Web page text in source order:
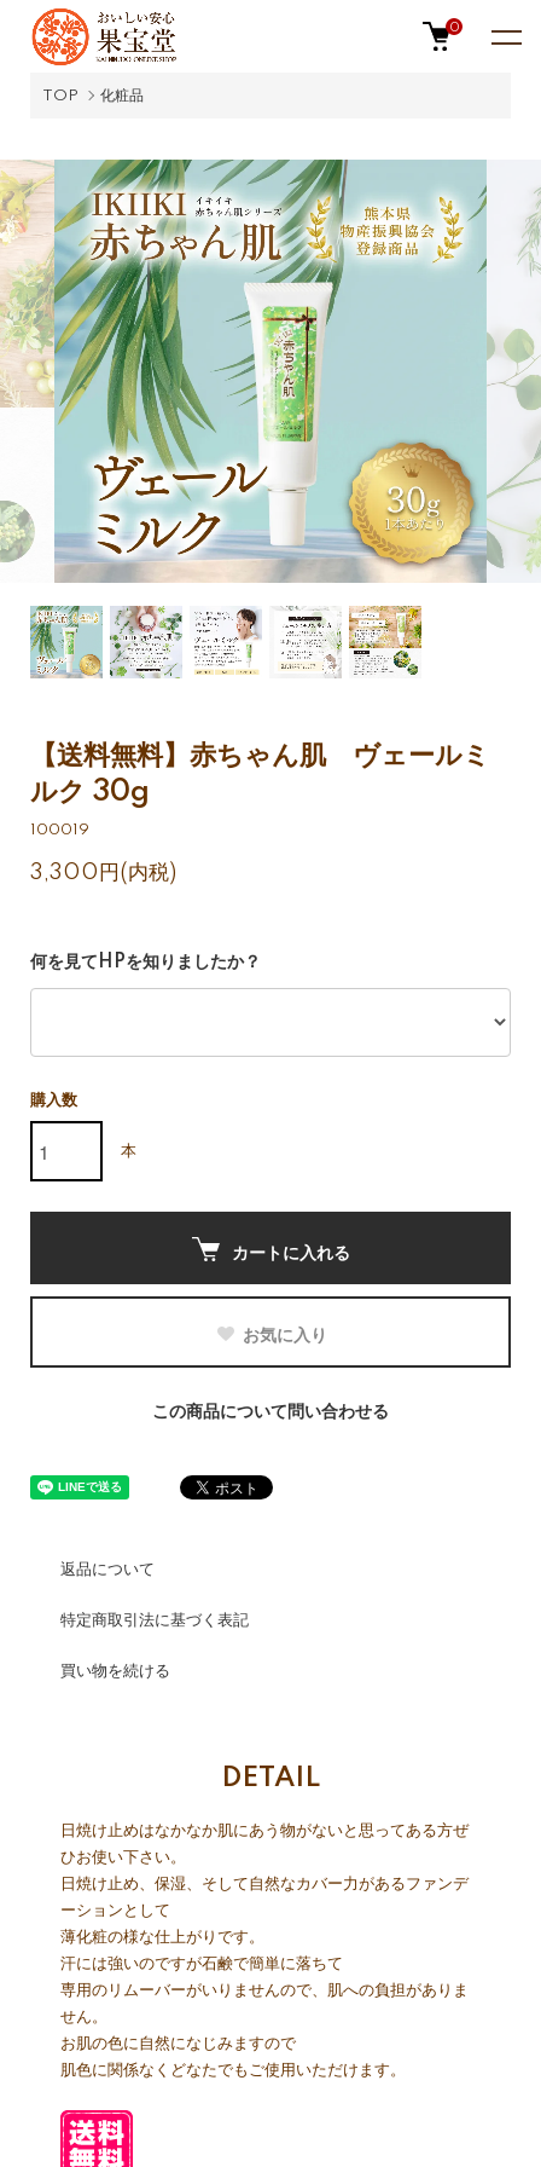
0
TOP 化粧品
【送料無料】赤ちゃん肌 ヴェールミ
ルク 30g
100019
3,300円(内税)
何を見てHPを知りましたか？
購入数
本
カートに入れる
お気に入り
この商品について問い合わせる
返品について
特定商取引法に基づく表記
買い物を続ける
DETAIL
日焼け止めはなかなか肌にあう物がないと思ってある方ぜ
ひお使い下さい。
日焼け止め、保湿、そして自然なカバー力があるファンデ
ーションとして
薄化粧の様な仕上がりです。
汗には強いのですが石鹸で簡単に落ちて
専用のリムーバーがいりませんので、肌への負担がありま
せん。
お肌の色に自然になじみますので
肌色に関係なくどなたでもご使用いただけます。